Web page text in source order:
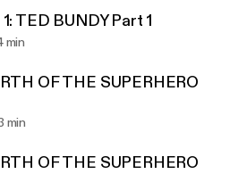
TED BUNDY Part 1
min
OF THE SUPERHERO
min
OF THE SUPERHERO